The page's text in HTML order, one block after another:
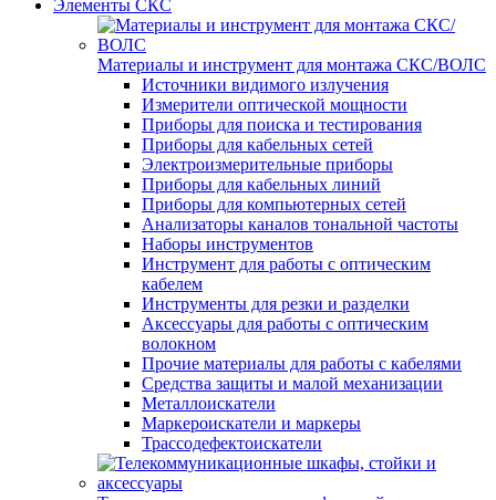
Элементы СКС
Материалы и инструмент для монтажа СКС/ВОЛС
Источники видимого излучения
Измерители оптической мощности
Приборы для поиска и тестирования
Приборы для кабельных сетей
Электроизмерительные приборы
Приборы для кабельных линий
Приборы для компьютерных сетей
Анализаторы каналов тональной частоты
Наборы инструментов
Инструмент для работы с оптическим
кабелем
Инструменты для резки и разделки
Аксессуары для работы с оптическим
волокном
Прочие материалы для работы с кабелями
Средства защиты и малой механизации
Металлоискатели
Маркероискатели и маркеры
Трассодефектоискатели